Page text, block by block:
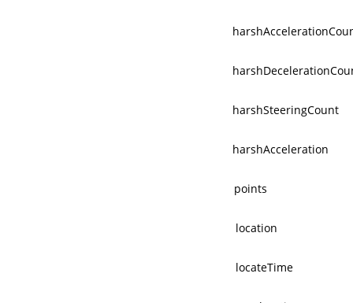
harshSteeringCount
harshAcceleration
points
location
locateTime